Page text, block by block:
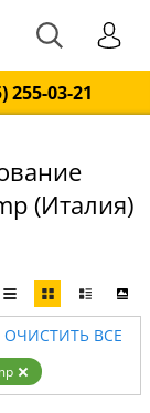
255-03-21
(Италия)
ОЧИСТИТЬ ВСЕ